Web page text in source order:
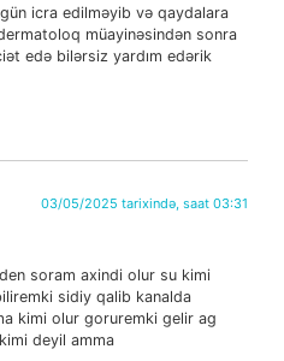
icra edilməyib və qaydalara
müayinəsindən sonra
edə bilərsiz yardım edərik
03/05/2025 tarixində, saat 03:31
soram axindi olur su kimi
sidiy qalib kanalda
kimi olur goruremki gelir ag
deyil amma